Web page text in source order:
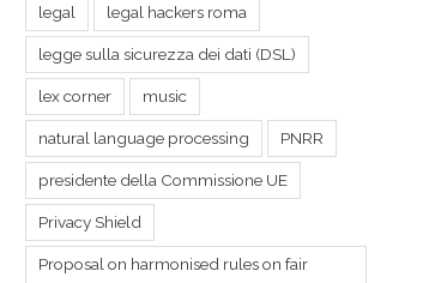
legal legal hackers roma
legge sulla sicurezza dei dati (DSL)
lex corner music
natural language processing PNRR
presidente della Commissione UE
Privacy Shield
Proposal on harmonised rules on fair